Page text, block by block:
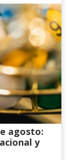
agosto:
y